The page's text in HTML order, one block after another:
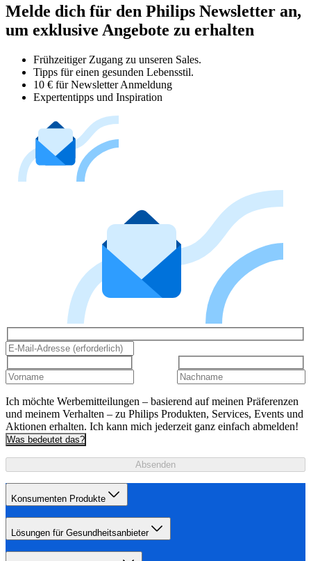
Melde dich für den Philips Newsletter an,
um exklusive Angebote zu erhalten
Frühzeitiger Zugang zu unseren Sales.
Tipps für einen gesunden Lebensstil.
10 € für Newsletter Anmeldung
Expertentipps und Inspiration
Ich möchte Werbemitteilungen – basierend auf meinen Präferenzen
und meinem Verhalten – zu Philips Produkten, Services, Events und
Aktionen erhalten. Ich kann mich jederzeit ganz einfach abmelden!
Was bedeutet das?
Absenden
Konsumenten Produkte
Lösungen für Gesundheitsanbieter